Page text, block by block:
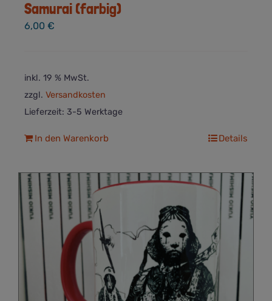
Samurai (farbig)
6,00 €
inkl. 19 % MwSt.
zzgl. Versandkosten
Lieferzeit: 3-5 Werktage
In den Warenkorb Details